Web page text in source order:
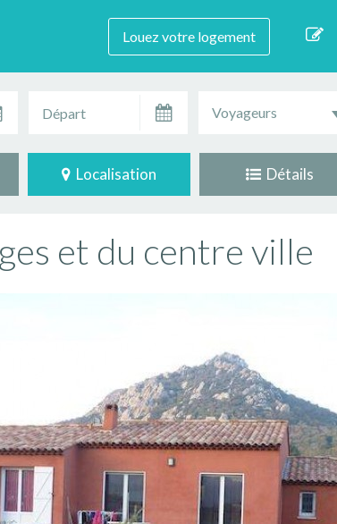
Louez votre logement
Voyageurs
Localisation Détails
et du centre ville